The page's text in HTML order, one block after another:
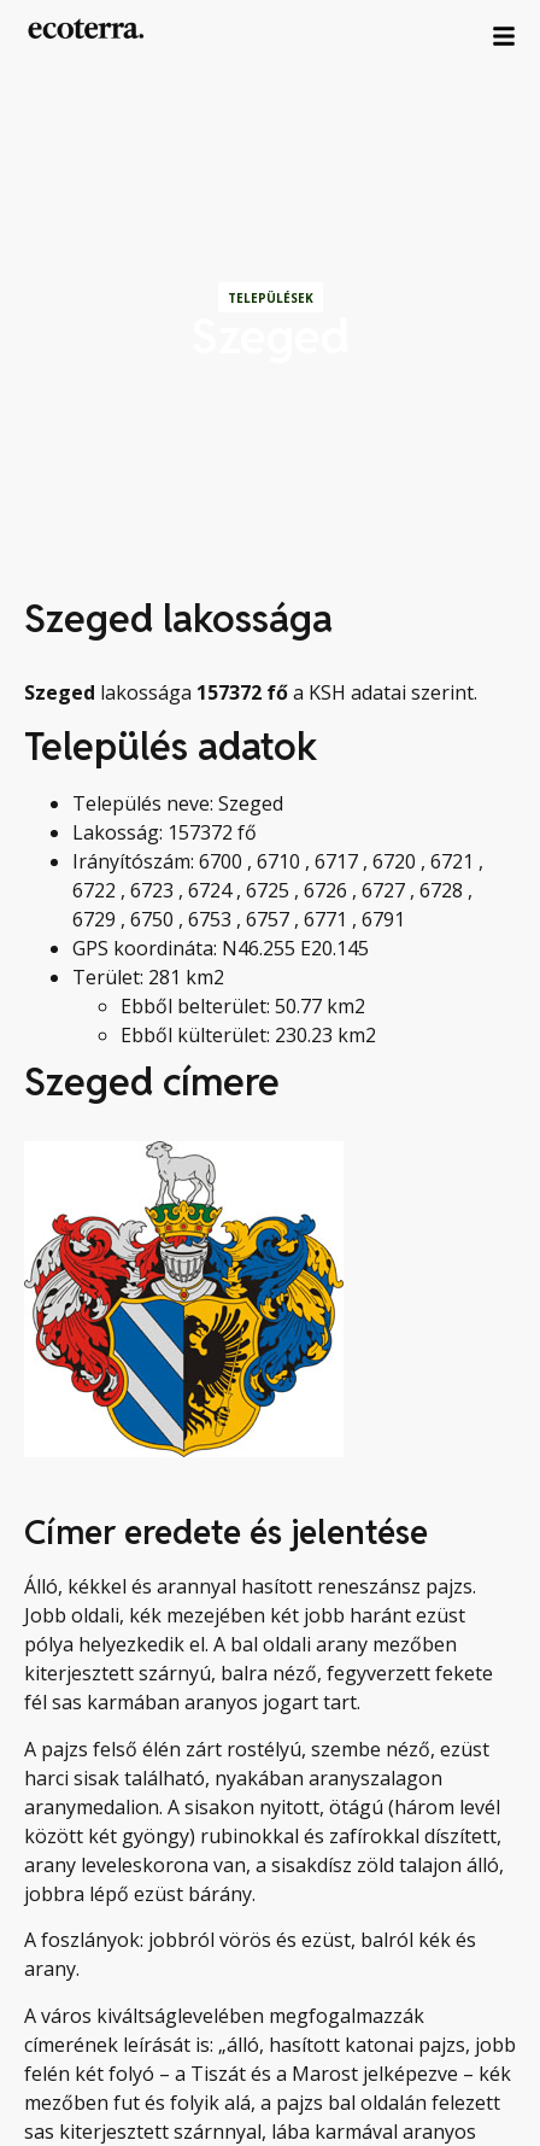
TELEPÜLÉSEK
Szeged lakossága
Szeged lakossága 157372 főa KSH adatai szerint.
Település adatok
Település neve: Szeged
Lakosság: 157372 fő
Irányítószám: 6700 , 6710 , 6717 , 6720 , 6721 ,
6722 , 6723 , 6724 , 6725 , 6726 , 6727 , 6728 ,
6729 , 6750 , 6753 , 6757 , 6771 , 6791
GPS koordináta: N46.255 E20.145
Terület: 281 km2
Ebből belterület: 50.77 km2
Ebből külterület: 230.23 km2
Szeged címere
Címer eredete és jelentése
Álló, kékkel és arannyal hasított reneszánsz pajzs.
Jobb oldali, kék mezejében két jobb haránt ezüst
pólya helyezkedik el. A bal oldali arany mezőben
kiterjesztett szárnyú, balra néző, fegyverzett fekete
fél sas karmában aranyos jogart tart.
A pajzs felső élén zárt rostélyú, szembe néző, ezüst
harci sisak található, nyakában aranyszalagon
aranymedalion. A sisakon nyitott, ötágú (három levél
között két gyöngy) rubinokkal és zafírokkal díszített,
arany leveleskorona van, a sisakdísz zöld talajon álló,
jobbra lépő ezüst bárány.
A foszlányok: jobbról vörös és ezüst, balról kék és
arany.
A város kiváltságlevelében megfogalmazzák
címerének leírását is: „álló, hasított katonai pajzs, jobb
felén két folyó – a Tiszát és a Marost jelképezve – kék
mezőben fut és folyik alá, a pajzs bal oldalán felezett
sas kiterjesztett szárnnyal, lába karmával aranyos